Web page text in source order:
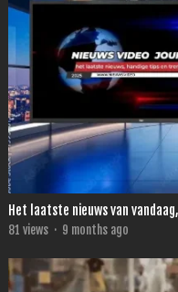
Het laatste nieuws van
81 views · 9 months ago